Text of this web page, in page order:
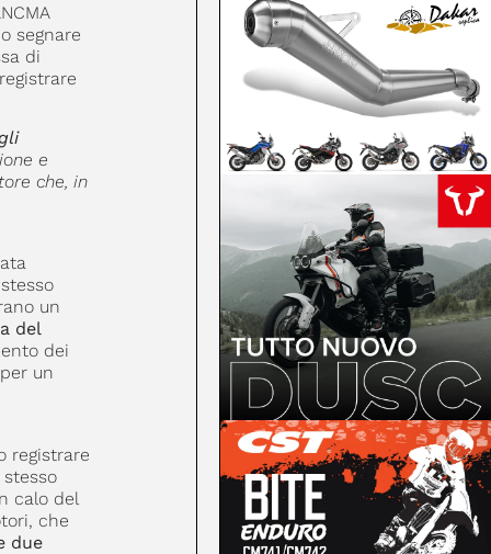
segnare
di
e
che, in
un
del
dei
un
registrare
calo del
che
due